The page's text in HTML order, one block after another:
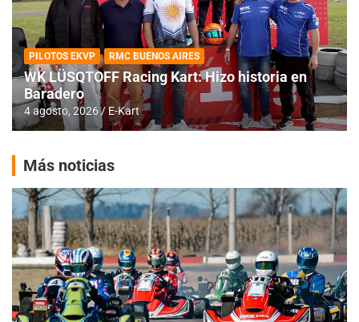
PILOTOS EKVP RMC BUENOS AIRES
WK LÜSQTOFF Racing Kart: Hizo historia en
Baradero
4 agosto, 2026 E-Kart
Más noticias